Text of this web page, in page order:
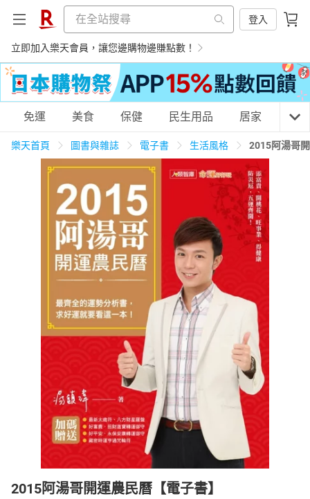
登入
立即加入樂天會員，讓您邊購物邊賺點數！
購物網分類
天天免運 美食蛋糕 民生用品
居家生活 3C家電 運動休閒 親子玩具
男裝 化妝保養 情趣用品
電子/紙本書
HOT
免運 美食 保健 民生用品 居家 3C
樂天首頁 圖書與雜誌 電子書 生活風格 2015阿湯哥
2015阿湯哥開運農民曆【電子書】